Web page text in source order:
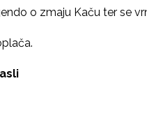
o zmaju Kaču ter se